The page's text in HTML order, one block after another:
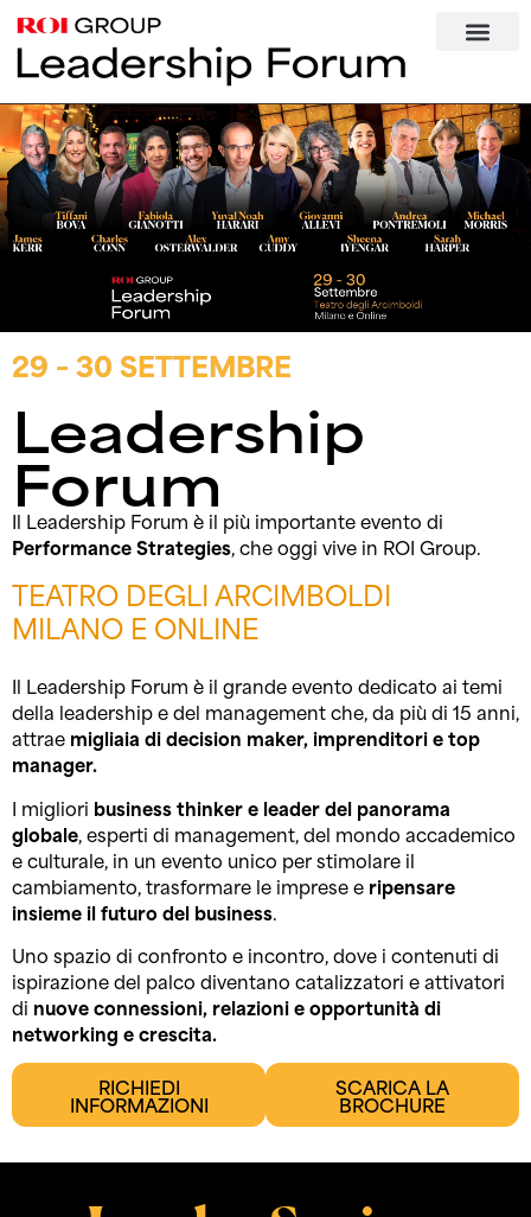
contenuto
29 – 30 SETTEMBRE
Leadership
Forum
Il Leadership Forum è il più importante evento di
Performance Strategies, che oggi vive in ROI Group.
TEATRO DEGLI ARCIMBOLDI
MILANO E ONLINE
Il Leadership Forum è il grande evento dedicato ai temi
della leadership e del management che, da più di 15 anni,
attrae migliaia di decision maker, imprenditori e top
manager.
I migliori businessthinker e leader del panorama
globale, esperti di management, del mondo accademico
e culturale, in un evento unico per stimolare il
cambiamento, trasformare le imprese e ripensare
insieme il futuro del business.
Uno spazio di confronto e incontro, dove i contenuti di
ispirazione del palco diventano catalizzatori e attivatori
di nuove connessioni, relazioni e opportunità di
networking e crescita.
RICHIEDI
INFORMAZIONI
SCARICA LA
BROCHURE